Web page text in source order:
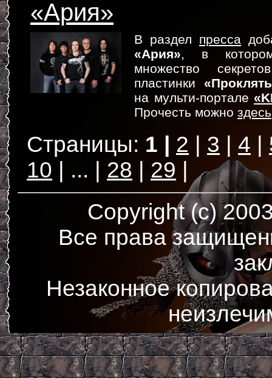
«Ария»
В раздел пресса
«Ария», в котором
множество
пластинки
на мульти-портале
Прочесть можно здесь
1 2 3 4
10
... 28
29
Copyright (c)
Все права
Незаконное